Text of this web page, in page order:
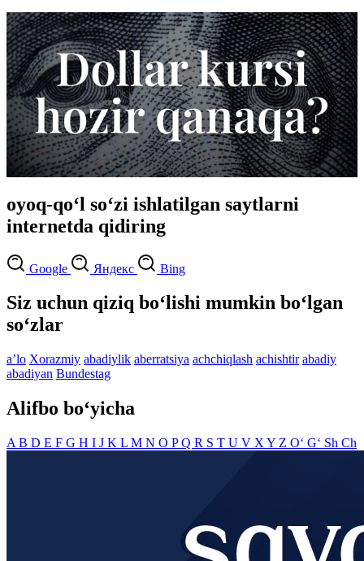
oyoq-qo‘l so‘zi ishlatilgan saytlarni
internetda qidiring
Google Яндекс Bing
Siz uchun qiziq bo‘lishi mumkin bo‘lgan
so‘zlar
aʼlo Xorazmiy abadiylik aberratsiya achchiqlash achishtir abadiy
abadiyan Bundestag
Alifbo bo‘yicha
A B D E F G H I J K L M N O PQ R S T U V X Y Z O‘ G‘ Sh Ch